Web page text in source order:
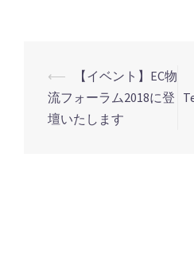
投
稿
ナ
⟵
【イベント】EC物
流フォーラム2018に登
壇いたします